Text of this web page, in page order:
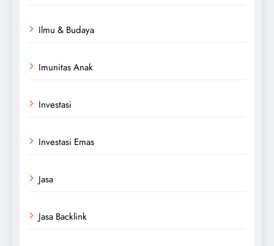
Ilmu & Budaya
Imunitas Anak
Investasi
Investasi Emas
Jasa
Jasa Backlink